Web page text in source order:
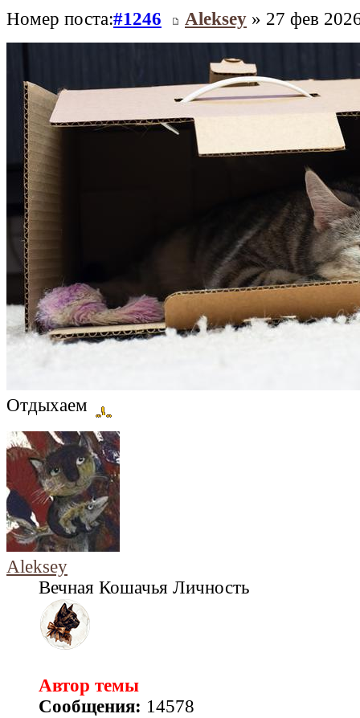
Номер поста:#1246 Aleksey » 27 фев
Отдыхаем
Aleksey
Вечная Кошачья Личность
Автор темы
Сообщения: 14578